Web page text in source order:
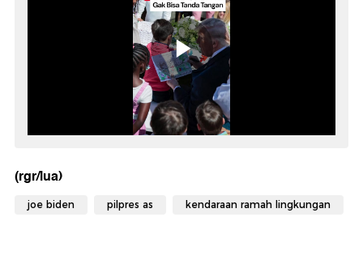
(rgr/lua)
joe biden pilpres as kendaraan ramah lingkungan